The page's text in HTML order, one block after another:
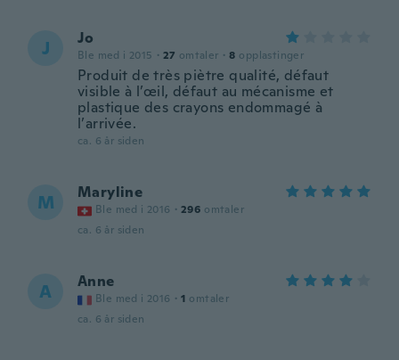
J Jo
Ble med i 2015 · 27 omtaler · 8 opplastinger
Produit de très piètre qualité, défaut
visible à l’œil, défaut au mécanisme et
plastique des crayons endommagé à
l’arrivée.
ca. 6 år siden
M Maryline
Ble med i 2016 · 296 omtaler
ca. 6 år siden
A Anne
Ble med i 2016 · 1 omtaler
ca. 6 år siden